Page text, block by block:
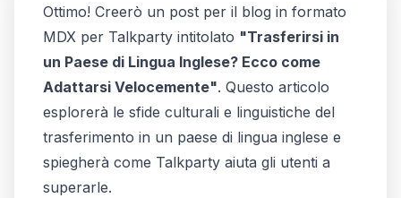
Ottimo! Creerò un post per il blog in formato
MDX per Talkparty intitolato "Trasferirsi in
un Paese di Lingua Inglese? Ecco come
Adattarsi Velocemente". Questo articolo
esplorerà le sfide culturali e linguistiche del
trasferimento in un paese di lingua inglese e
spiegherà come Talkparty aiuta gli utenti a
superarle.